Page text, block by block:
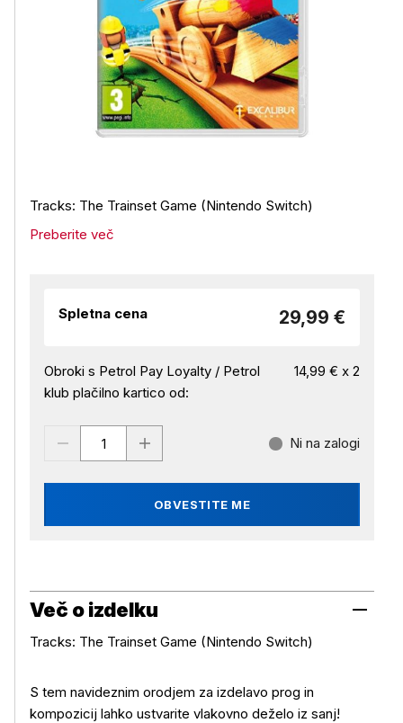
Tracks: The Trainset Game (Nintendo Switch)
Preberite več
Spletna cena 29,99 €
Obroki s Petrol Pay Loyalty / Petrol
klub plačilno kartico od:
14,99 € x 2
OBVESTITE ME
Ni na zalogi
Več o izdelku
Tracks: The Trainset Game (Nintendo Switch)
S tem navideznim orodjem za izdelavo prog in
kompozicij lahko ustvarite vlakovno deželo iz sanj!